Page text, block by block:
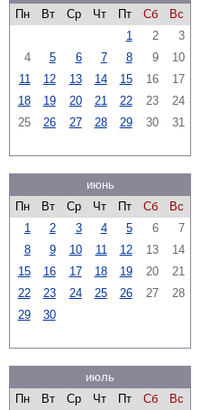
Пн
Вт Ср Чт Пт Сб
Вс
1
2
3
4
5 6 7 8 9
10
11
12 13 14 15 16
17
18
19 20 21 22 23
24
25
26 27 28 29 30 31
июнь
Пн
Вт Ср Чт Пт Сб
Вс
1
2 3 4 5 6
7
8
9 10 11 12 13
14
15
16 17 18 19 20
21
22
23 24 25 26 27
28
29
30
июль
Пн
Вт Ср Чт Пт Сб
Вс